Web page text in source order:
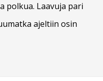
polkua. Laavuja pari
ajeltiin osin